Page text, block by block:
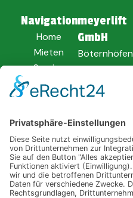
Navigation
Home
Mieten
Service
Unternehmen
Verkauf
meyerlift
GmbH
Böternhöfen
16
24594
Hohenwestedt
04871 -
8010
ANFAHRT
PLANEN